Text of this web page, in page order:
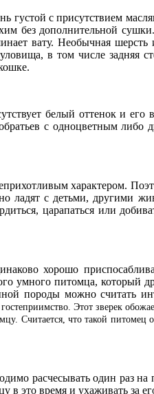
с присутствием
без дополнительной
вату. Необычная шерсть
в том числе задняя
белый оттенок и его
с одноцветным либо
характером.
ладят с детьми, другими
царапаться или
хорошо
умного питомца, который
породы можно считать
Этот зверек
Считается, что такой
расчесывать один раз
в это время и ухаживать за